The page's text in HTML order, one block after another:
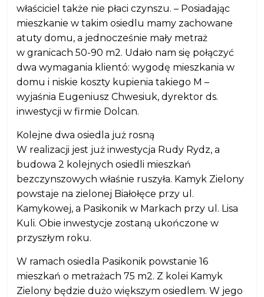
właściciel także nie płaci czynszu. – Posiadając
mieszkanie w takim osiedlu mamy zachowane
atuty domu, a jednocześnie mały metraż
w granicach 50-90 m2. Udało nam się połączyć
dwa wymagania klientó: wygodę mieszkania w
domu i niskie koszty kupienia takiego M –
wyjaśnia Eugeniusz Chwesiuk, dyrektor ds.
inwestycji w firmie Dolcan.
Kolejne dwa osiedla już rosną
W realizacji jest już inwestycja Rudy Rydz, a
budowa 2 kolejnych osiedli mieszkań
bezczynszowych właśnie ruszyła. Kamyk Zielony
powstaje na zielonej Białołęce przy ul.
Kamykowej, a Pasikonik w Markach przy ul. Lisa
Kuli. Obie inwestycje zostaną ukończone w
przyszłym roku.
W ramach osiedla Pasikonik powstanie 16
mieszkań o metrażach 75 m2. Z kolei Kamyk
Zielony będzie dużo większym osiedlem. W jego